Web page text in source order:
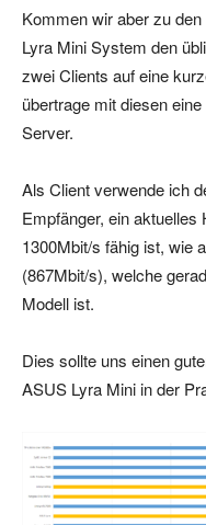
Kommen wir aber zu
Lyra Mini System den
zwei Clients auf eine
übertrage mit diesen
Server.
Als Client verwende ich
Empfänger, ein
1300Mbit/s fähig ist, wie
(867Mbit/s), welche
Modell ist.
Dies sollte uns einen
ASUS Lyra Mini in der